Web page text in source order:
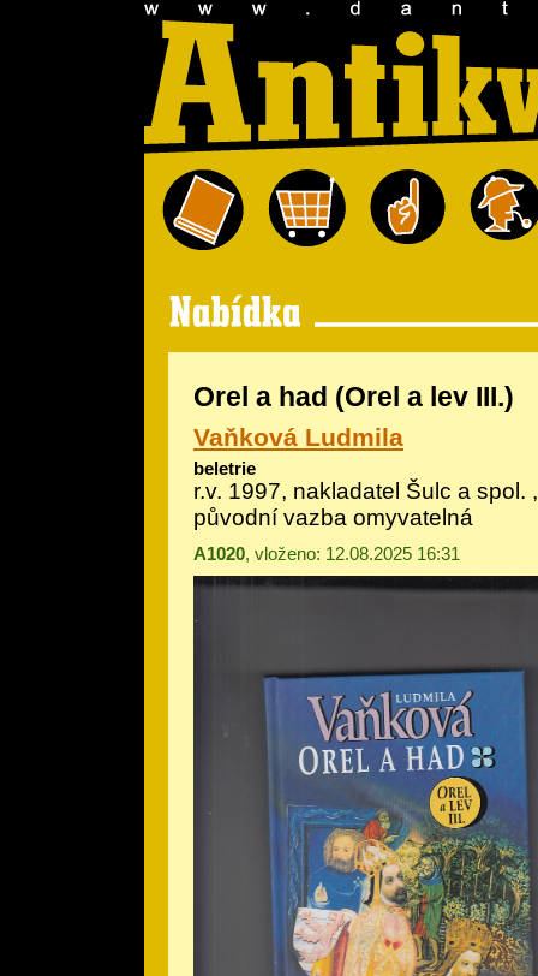
Orel a had (Orel a lev III.)
Vaňková Ludmila
beletrie
r.v. 1997, nakladatel Šulc a spol.
původní vazba omyvatelná
A1020, vloženo: 12.08.2025 16:31